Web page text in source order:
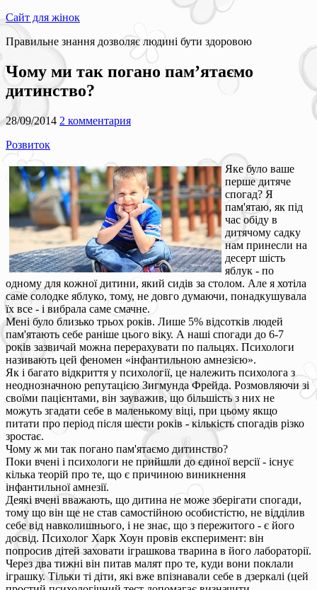
Сайт для жінок
Правильне знання дозволяє людині бути здоровою
Чому ми так погано пам’ятаємо
дитинство?
28/09/2014 2 комментария
Розвиток
Яке було ваше
перше дитяче
спогад? Я
пам'ятаю, як під
час обіду в
дитячому садку
нам принесли на
десерт шість
яблук - по
одному для кожної дитини, який сидів за столом. Але я хотіла
саме солодке яблуко, тому, не довго думаючи, понадкушувала
їх все - і вибрала саме смачне.
Мені було близько трьох років. Лише 5% відсотків людей
пам'ятають себе раніше цього віку. А наші спогади до 6-7
років зазвичай можна перерахувати по пальцях. Психологи
називають цей феномен «інфантильною амнезією».
Як і багато відкриття у психології, це належить психолога з
неоднозначною репутацією Зигмунда Фрейда. Розмовляючи зі
своїми пацієнтами, він зауважив, що більшість з них не
можуть згадати себе в маленькому віці, при цьому якщо
питати про період після шести років - кількість спогадів різко
зростає.
Чому ж ми так погано пам'ятаємо дитинство?
Поки вчені і психологи не прийшли до єдиної версії - існує
кілька теорій про те, що є причиною виникнення
інфантильної амнезії.
Деякі вчені вважають, що дитина не може зберігати спогади,
тому що він ще не став самостійною особистістю, не відділив
себе від навколишнього, і не знає, що з пережитого - є його
досвід. Психолог Харк Хоун провів експеримент: він
попросив дітей заховати іграшкова тварина в його лабораторії.
Через два тижні він питав малят про те, куди вони поклали
іграшку. Тільки ті діти, які вже впізнавали себе в дзеркалі (цей